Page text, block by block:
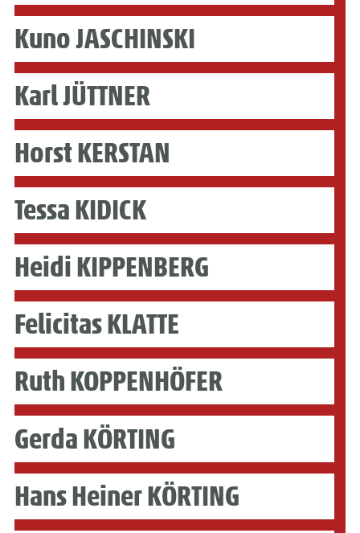
Kuno JASCHINSKI
Karl JÜTTNER
Horst KERSTAN
Tessa KIDICK
Heidi KIPPENBERG
Felicitas KLATTE
Ruth KOPPENHÖFER
Gerda KÖRTING
Hans Heiner KÖRTING